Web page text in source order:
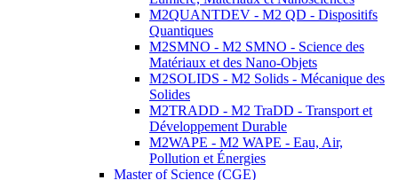
M2QUANTDEV - M2 QD - Dispositifs
Quantiques
M2SMNO - M2 SMNO - Science des
Matériaux et des Nano-Objets
M2SOLIDS - M2 Solids - Mécanique des
Solides
M2TRADD - M2 TraDD - Transport et
Développement Durable
M2WAPE - M2 WAPE - Eau, Air,
Pollution et Énergies
Master of Science (CGE)